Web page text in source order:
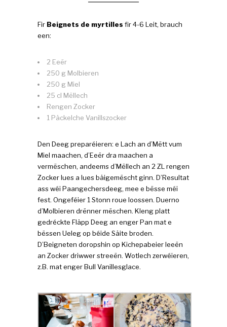
Fir Beignets de myrtilles fir 4-6 Leit, brauch
een:
2 Eeër
250 g Molbieren
250 g Miel
25 cl Mëllech
Rengen Zocker
1 Päckelche Vanillszocker
Den Deeg preparéieren: e Lach an d’Mëtt vum
Miel maachen, d’Eeër dra maachen a
vermëschen, andeems d’Mëllech an 2 ZL rengen
Zocker lues a lues bäigemëscht ginn. D’Resultat
ass wéi Paangechersdeeg, mee e bësse méi
fest. Ongeféier 1 Stonn roue loossen. Duerno
d’Molbieren drënner mëschen. Kleng platt
gedréckte Fläpp Deeg an enger Pan mat e
bëssen Ueleg op béide Säite broden.
D’Beigneten doropshin op Kichepabeier leeën
an Zocker driwwer streeën. Wotlech zerwéieren,
z.B. mat enger Bull Vanillesglace.